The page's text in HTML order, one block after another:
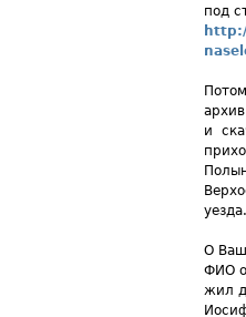
под
и
О
ФИО
жил